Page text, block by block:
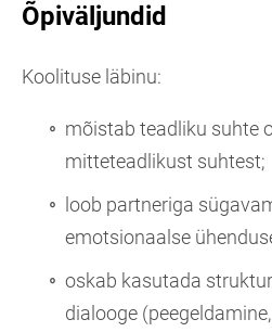
Õpiväljundid
Koolituse läbinu:
mõistab teadliku suhte
mitteteadlikust suhtest;
loob partneriga
emotsionaalse
oskab kasutada
dialooge